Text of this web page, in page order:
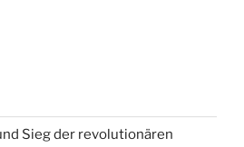
Sieg der revolutionären